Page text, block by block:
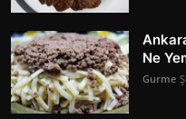
Ne
Gurme